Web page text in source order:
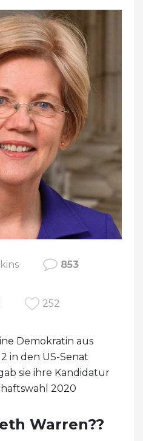
853
252
Demokratin aus
in den US-Senat
sie ihre Kandidatur
2020
Warren??